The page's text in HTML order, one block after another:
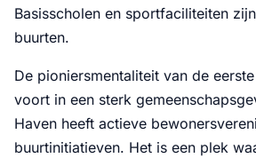
Basisscholen en sportfaciliteiten
buurten.
De pioniersmentaliteit van de
voort in een sterk
Haven heeft actieve
buurtinitiatieven. Het is een plek